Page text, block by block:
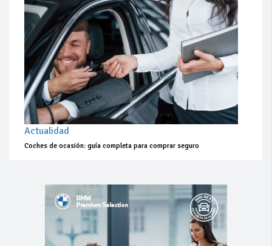
Actualidad
Coches de ocasión: guía completa para comprar seguro